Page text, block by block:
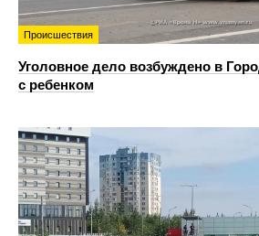
Происшествия
Уголовное дело возбуждено в
с ребенком